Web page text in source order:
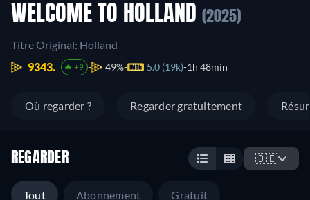
WELCOME TO HOLLAND (2025)
Titre Original: Holland
9343.
+9 49% 5.0 (19k) 1h 48min
Où regarder ? Regarder gratuitement
REGARDER 🇧🇪
Tout Abonnement Gratuit